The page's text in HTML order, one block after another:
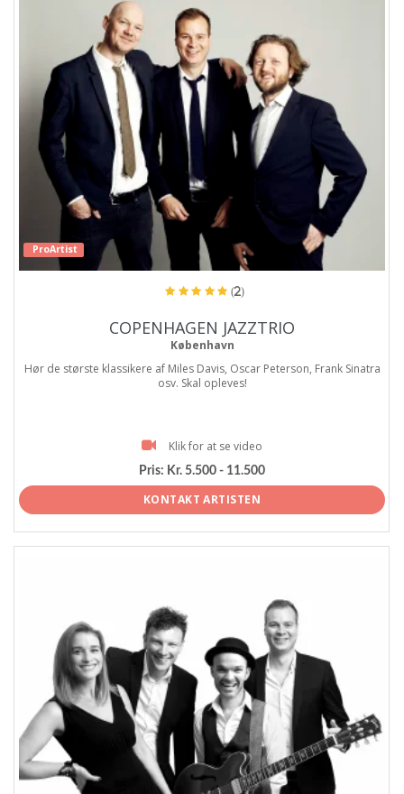
ProArtist
(2)
COPENHAGEN JAZZTRIO
København
Hør de største klassikere af Miles Davis, Oscar Peterson, Frank Sinatra
osv. Skal opleves!
Klik for at se video
Pris: Kr. 5.500 - 11.500
KONTAKT ARTISTEN